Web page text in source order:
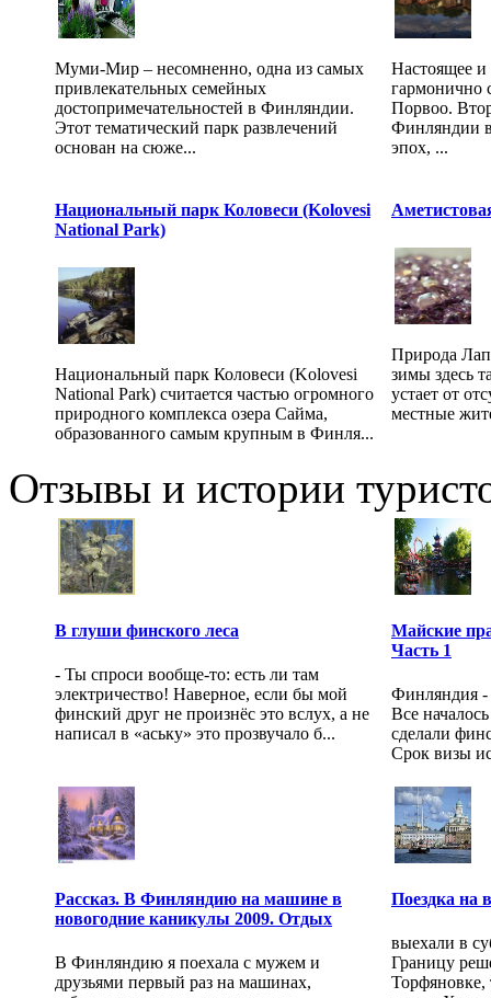
Муми-Мир – несомненно, одна из самых
привлекательных семейных
достопримечательностей в Финляндии.
Этот тематический парк развлечений
основан на сюже...
Настоящее
гармонично
Порвоо.
Финляндии
эпох, ...
Национальный парк Коловеси (Kolovesi
National Park)
Национальный парк Коловеси (Kolovesi
National Park) считается частью огромного
природного комплекса озера Сайма,
образованного самым крупным в Финля...
Природа
зимы здесь
устает от
местные
Отзывы и истории
В глуши финского леса
- Ты спроси вообще-то: есть ли там
электричество! Наверное, если бы мой
финский друг не произнёс это вслух, а не
написал в «аську» это прозвучало б...
Майские
Часть 1
Финляндия -
Все
сделали
Срок визы
Рассказ. В Финляндию на машине в
новогодние каникулы 2009. Отдых
В Финляндию я поехала с мужем и
друзьями первый раз на машинах,
Поездка на
выехали в
Границу
Торфяновке,